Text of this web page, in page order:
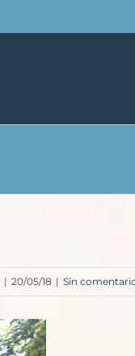
| 20/05/18 | Sin